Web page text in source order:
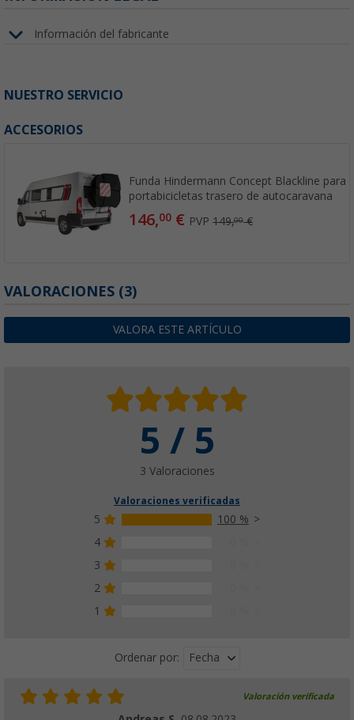
Información del fabricante
NUESTRO SERVICIO
ACCESORIOS
Funda Hindermann Concept Blackline para
portabicicletas trasero de autocaravana
146,00 € PVP149,00€
VALORACIONES (3)
VALORA ESTE ARTÍCULO
5 / 5
3 Valoraciones
Valoraciones verificadas
5
100 %
4
3
2
1
Ordenar por: Fecha
Valoración verificada